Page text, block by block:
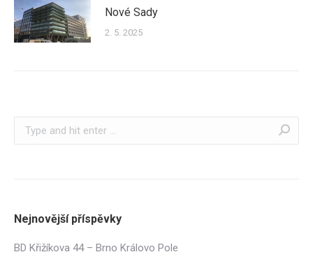
Nové Sady
2. 5. 2025
Search:
Nejnovější příspěvky
BD Křižíkova 44 – Brno Královo Pole